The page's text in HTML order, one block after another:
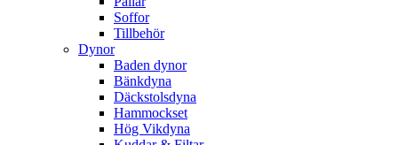
Soffor
Tillbehör
Dynor
Baden dynor
Bänkdyna
Däckstolsdyna
Hammockset
Hög Vikdyna